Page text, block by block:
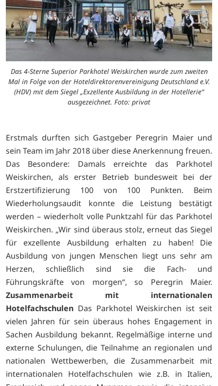
Das 4-Sterne Superior Parkhotel Weiskirchen wurde zum zweiten
Mal in Folge von der Hoteldirektorenvereinigung Deutschland e.V.
(HDV) mit dem Siegel „Exzellente Ausbildung in der Hotellerie“
ausgezeichnet. Foto: privat
Erstmals durften sich Gastgeber Peregrin Maier und
sein Team im Jahr 2018 über diese Anerkennung freuen.
Das Besondere: Damals erreichte das Parkhotel
Weiskirchen, als erster Betrieb bundesweit bei der
Erstzertifizierung 100 von 100 Punkten. Beim
Wiederholungsaudit konnte die Leistung bestätigt
werden – wiederholt volle Punktzahl für das Parkhotel
Weiskirchen. „Wir sind überaus stolz, erneut das Siegel
für exzellente Ausbildung erhalten zu haben! Die
Ausbildung von jungen Menschen liegt uns sehr am
Herzen, schließlich sind sie die Fach- und
Führungskräfte von morgen“, so Peregrin Maier.
Zusammenarbeit mit internationalen
Hotelfachschulen Das Parkhotel Weiskirchen ist seit
vielen Jahren für sein überaus hohes Engagement in
Sachen Ausbildung bekannt. Regelmäßige interne und
externe Schulungen, die Teilnahme an regionalen und
nationalen Wettbewerben, die Zusammenarbeit mit
internationalen Hotelfachschulen wie z.B. in Italien,